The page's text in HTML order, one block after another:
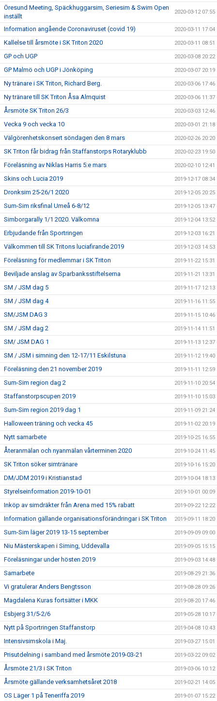
Öresund Meeting, Späckhuggarsim, Seriesim & Swim Open
inställt
2020-03-12 07:55
Information angående Coronaviruset (covid 19) 2020-03-11 17:04
Kallelse till årsmöte i SK Triton 2020 2020-03-11 08:51
GP och UGP 2020-03-08 20:22
GP Malmö och UGP i Jönköping 2020-03-07 20:19
Ny tränare i SK Triton, Richard Berg. 2020-03-06 17:46
Ny tränare till SK Triton Åsa Almquist 2020-03-06 11:37
Årsmöte SK Triton 26/3 2020-03-03 12:46
Vecka 9 och vecka 10 2020-03-01 21:18
Välgörenhetskonsert söndagen den 8 mars 2020-02-26 20:20
SK Triton får bidrag från Staffanstorps Rotaryklubb 2020-02-23 19:50
Föreläsning av Niklas Harris 5:e mars 2020-02-10 12:41
Skins och Lucia 2019 2019-12-17 08:34
Dronksim 25-26/1 2020 2019-12-05 20:25
Sum-Sim riksfinal Umeå 6-8/12 2019-12-05 13:47
Simborgarally 1/1 2020. Välkomna 2019-12-04 13:52
Erbjudande från Sportringen 2019-12-03 16:21
Välkommen till SK Tritons luciafirande 2019 2019-12-03 14:53
Föreläsning för medlemmar i SK Triton 2019-11-22 15:31
Beviljade anslag av Sparbanksstiftelserna 2019-11-21 13:31
SM / JSM dag 5 2019-11-17 12:13
SM / JSM dag 4 2019-11-16 11:55
SM/JSM DAG 3 2019-11-15 10:46
SM / JSM dag 2 2019-11-14 11:51
SM/ JSM DAG 1 2019-11-13 12:37
SM / JSM i simning den 12-17/11 Eskilstuna 2019-11-12 19:40
Föreläsning den 21 november 2019 2019-11-11 12:59
Sum-Sim region dag 2 2019-11-10 20:54
Staffanstorpscupen 2019 2019-11-10 15:03
Sum-Sim region 2019 dag 1 2019-11-09 21:24
Halloween träning och vecka 45 2019-11-02 20:19
Nytt samarbete 2019-10-25 16:55
Återanmälan och nyanmälan vårterminen 2020 2019-10-24 11:45
SK Triton söker simtränare 2019-10-16 15:20
DM/JDM 2019 i Kristianstad 2019-10-04 18:13
Styrelseinformation 2019-10-01 2019-10-01 00:09
Inköp av simdräkter från Arena med 15% rabatt 2019-09-22 12:22
Information gällande organisationsförändringar i SK Triton 2019-09-11 18:20
Sum-Sim läger 2019 13-15 september 2019-09-09 09:00
Niu Mästerskapen i Siming, Uddevalla 2019-09-05 15:15
Föreläsningar under hösten 2019 2019-09-03 14:48
Samarbete 2019-08-29 21:36
Vi gratulerar Anders Bengtsson 2019-08-28 09:26
Magdalena Kuras fortsätter i MKK 2019-08-20 17:46
Esbjerg 31/5-2/6 2019-05-28 10:17
Nytt på Sportringen Staffanstorp 2019-04-08 10:43
Intensivsimskola i Maj. 2019-03-27 15:01
Prisutdelning i samband med årsmöte 2019-03-21 2019-03-22 09:02
Årsmöte 21/3 i SK Triton 2019-03-06 10:12
Årsmöte gällande verksamhetsåret 2018 2019-02-21 14:05
OS Läger 1 på Teneriffa 2019 2019-01-07 15:22